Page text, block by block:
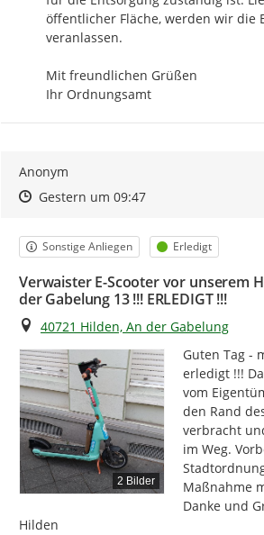
öffentlicher Fläche, werden wir die
veranlassen.
Mit freundlichen Grüßen
Ihr Ordnungsamt
Anonym
Zeitpunkt des Erstellens
Zeitpunkt des Erstellens
Gestern um 09:47Zur Äußerung
Kategorie
Sonstige Anliegen Status
Erledigt
Verwaister E-Scooter vor unserem
der Gabelung 13 !!! ERLEDIGT !!!
Ort
40721 Hilden, An der Gabelung
2 Bilder
Guten Tag -
erledigt !!!
vom
den Rand
verbracht
im Weg.
Maßnahme
Danke und
Hilden